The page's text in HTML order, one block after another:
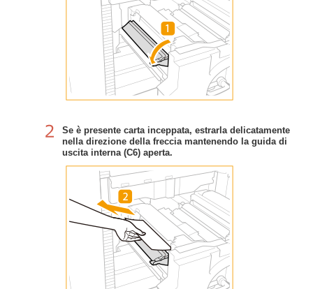
Se è presente carta inceppata, estrarla delicatamente
nella direzione della freccia mantenendo la guida di
uscita interna (C6) aperta.